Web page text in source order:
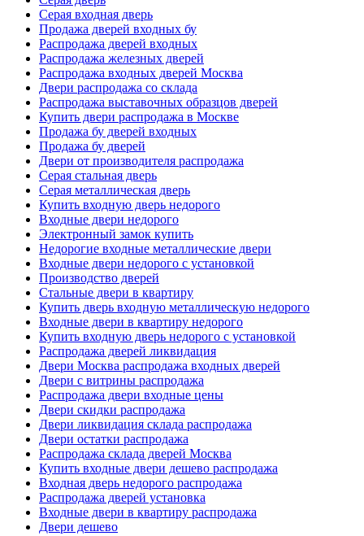
Серая входная дверь
Продажа дверей входных бу
Распродажа дверей входных
Распродажа железных дверей
Распродажа входных дверей Москва
Двери распродажа со склада
Распродажа выставочных образцов дверей
Купить двери распродажа в Москве
Продажа бу дверей входных
Продажа бу дверей
Двери от производителя распродажа
Серая стальная дверь
Серая металлическая дверь
Купить входную дверь недорого
Входные двери недорого
Электронный замок купить
Недорогие входные металлические двери
Входные двери недорого с установкой
Производство дверей
Стальные двери в квартиру
Купить дверь входную металлическую недорого
Входные двери в квартиру недорого
Купить входную дверь недорого с установкой
Распродажа дверей ликвидация
Двери Москва распродажа входных дверей
Двери с витрины распродажа
Распродажа двери входные цены
Двери скидки распродажа
Двери ликвидация склада распродажа
Двери остатки распродажа
Распродажа склада дверей Москва
Купить входные двери дешево распродажа
Входная дверь недорого распродажа
Распродажа дверей установка
Входные двери в квартиру распродажа
Двери дешево